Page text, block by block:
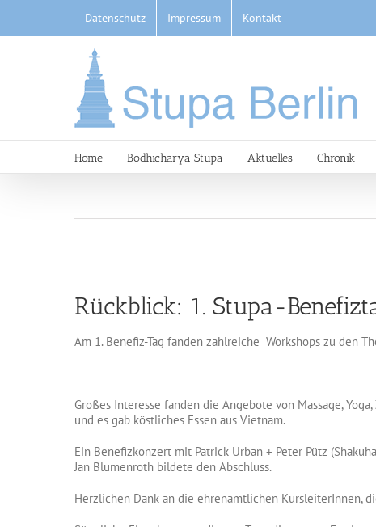
content
Datenschutz Impressum Kontakt
Home Bodhicharya Stupa Aktuelles Chronik
Rückblick: 1. Stupa-
Am 1. Benefiz-Tag fanden zahlreiche Workshops zu den
Großes Interesse fanden die Angebote von Massage,
und es gab köstliches Essen aus Vietnam.
Ein Benefizkonzert mit Patrick Urban + Peter Pütz
Jan Blumenroth bildete den Abschluss.
Herzlichen Dank an die ehrenamtlichen KursleiterInnen,